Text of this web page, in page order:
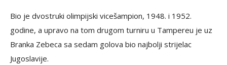
Bio je dvostruki olimpijski vicešampion, 1948. i 1952.
godine, a upravo na tom drugom turniru u Tampereu je uz
Branka Zebeca sa sedam golova bio najbolji strijelac
Jugoslavije.